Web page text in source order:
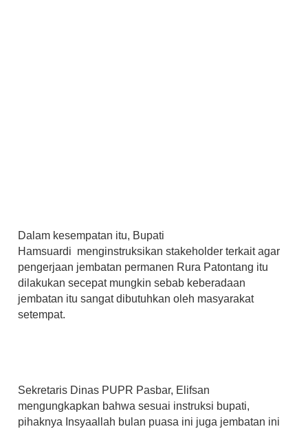
Dalam kesempatan itu, Bupati
Hamsuardi menginstruksikan stakeholder terkait agar
pengerjaan jembatan permanen Rura Patontang itu
dilakukan secepat mungkin sebab keberadaan
jembatan itu sangat dibutuhkan oleh masyarakat
setempat.
Sekretaris Dinas PUPR Pasbar, Elifsan
mengungkapkan bahwa sesuai instruksi bupati,
pihaknya Insyaallah bulan puasa ini juga jembatan ini